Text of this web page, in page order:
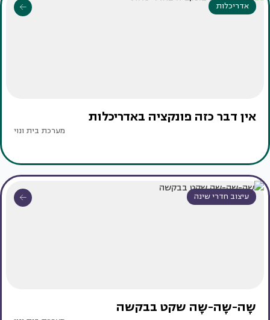
אדריכלות
אין דבר כזה פונקציה באדריכלות
מערכת בית ונוי
עיצוב חדרי שינה
שָה-שָה-שָה שקט בבקשה